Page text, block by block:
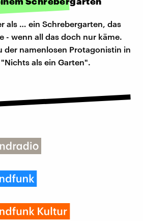
als … ein Schrebergarten, das
- wenn all das doch nur käme.
der namenlosen Protagonistin in
als ein Garten".